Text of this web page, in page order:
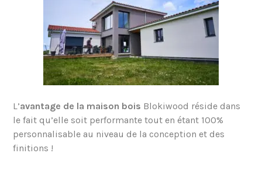
L’avantage de la maison bois Blokiwood réside dans
le fait qu’elle soit performante tout en étant 100%
personnalisable au niveau de la conception et des
finitions !